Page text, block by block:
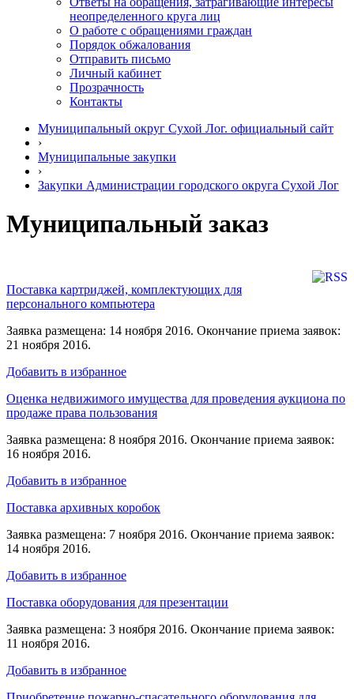
неопределенного круга лиц
О работе с обращениями граждан
Порядок обжалования
Отправить письмо
Личный кабинет
Прозрачность
Контакты
Муниципальный округ Сухой Лог. официальный сайт
›
Муниципальные закупки
›
Закупки Администрации городского округа Сухой Лог
Муниципальный заказ
Поставка картриджей, комплектующих для
персонального компьютера
Заявка размещена: 14 ноября 2016. Окончание приема заявок:
21 ноября 2016.
Добавить в избранное
Оценка недвижимого имущества для проведения аукциона по
продаже права пользования
Заявка размещена: 8 ноября 2016. Окончание приема заявок:
16 ноября 2016.
Добавить в избранное
Поставка архивных коробок
Заявка размещена: 7 ноября 2016. Окончание приема заявок:
14 ноября 2016.
Добавить в избранное
Поставка оборудования для презентации
Заявка размещена: 3 ноября 2016. Окончание приема заявок:
11 ноября 2016.
Добавить в избранное